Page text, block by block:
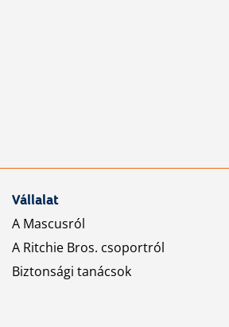
Vállalat
A Mascusról
A Ritchie Bros. csoportról
Biztonsági tanácsok